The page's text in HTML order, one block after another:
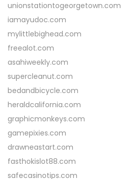
unionstationtogeorgetown.com
iamayudoc.com
mylittlebighead.com
freealot.com
asahiweekly.com
supercleanut.com
bedandbicycle.com
heraldcalifornia.com
graphicmonkeys.com
gamepixies.com
drawneastart.com
fasthokislot88.com
safecasinotips.com